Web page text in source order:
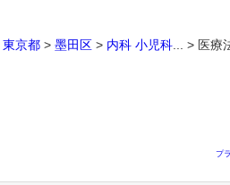
東京都 > 墨田区 > 内科 小児科 ... > 医療
プ